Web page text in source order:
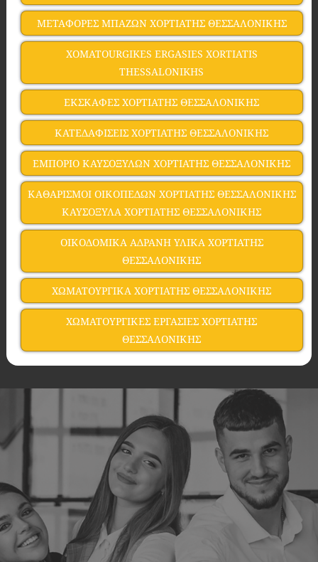
ΜΕΤΑΦΟΡΕΣ ΜΠΑΖΩΝ ΧΟΡΤΙΑΤΗΣ ΘΕΣΣΑΛΟΝΙΚΗΣ
XOMATOURGIKES ERGASIES XORTIATIS
THESSALONIKHS
ΕΚΣΚΑΦΕΣ ΧΟΡΤΙΑΤΗΣ ΘΕΣΣΑΛΟΝΙΚΗΣ
ΚΑΤΕΔΑΦΙΣΕΙΣ ΧΟΡΤΙΑΤΗΣ ΘΕΣΣΑΛΟΝΙΚΗΣ
ΕΜΠΟΡΙΟ ΚΑΥΣΟΞΥΛΩΝ ΧΟΡΤΙΑΤΗΣ ΘΕΣΣΑΛΟΝΙΚΗΣ
ΚΑΘΑΡΙΣΜΟΙ ΟΙΚΟΠΕΔΩΝ ΧΟΡΤΙΑΤΗΣ ΘΕΣΣΑΛΟΝΙΚΗΣ
ΚΑΥΣΟΞΥΛΑ ΧΟΡΤΙΑΤΗΣ ΘΕΣΣΑΛΟΝΙΚΗΣ
ΟΙΚΟΔΟΜΙΚΑ ΑΔΡΑΝΗ ΥΛΙΚΑ ΧΟΡΤΙΑΤΗΣ
ΘΕΣΣΑΛΟΝΙΚΗΣ
ΧΩΜΑΤΟΥΡΓΙΚΑ ΧΟΡΤΙΑΤΗΣ ΘΕΣΣΑΛΟΝΙΚΗΣ
ΧΩΜΑΤΟΥΡΓΙΚΕΣ ΕΡΓΑΣΙΕΣ ΧΟΡΤΙΑΤΗΣ
ΘΕΣΣΑΛΟΝΙΚΗΣ